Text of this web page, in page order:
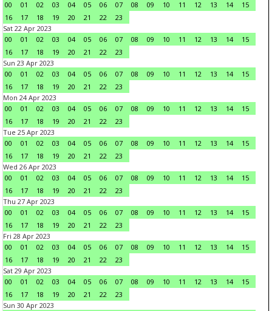
00
01 02 03 04 05 06 07 08 09 10 11 12 13 14
15
16
17 18 19 20 21 22
23
Sat 22 Apr 2023
00
01 02 03 04 05 06 07 08 09 10 11 12 13 14
15
16
17 18 19 20 21 22
23
Sun 23 Apr 2023
00
01 02 03 04 05 06 07 08 09 10 11 12 13 14
15
16
17 18 19 20 21 22
23
Mon 24 Apr 2023
00
01 02 03 04 05 06 07 08 09 10 11 12 13 14
15
16
17 18 19 20 21 22
23
Tue 25 Apr 2023
00
01 02 03 04 05 06 07 08 09 10 11 12 13 14
15
16
17 18 19 20 21 22
23
Wed 26 Apr 2023
00
01 02 03 04 05 06 07 08 09 10 11 12 13 14
15
16
17 18 19 20 21 22
23
Thu 27 Apr 2023
00
01 02 03 04 05 06 07 08 09 10 11 12 13 14
15
16
17 18 19 20 21 22
23
Fri 28 Apr 2023
00
01 02 03 04 05 06 07 08 09 10 11 12 13 14
15
16
17 18 19 20 21 22
23
Sat 29 Apr 2023
00
01 02 03 04 05 06 07 08 09 10 11 12 13 14
15
16
17 18 19 20 21 22
23
Sun 30 Apr 2023